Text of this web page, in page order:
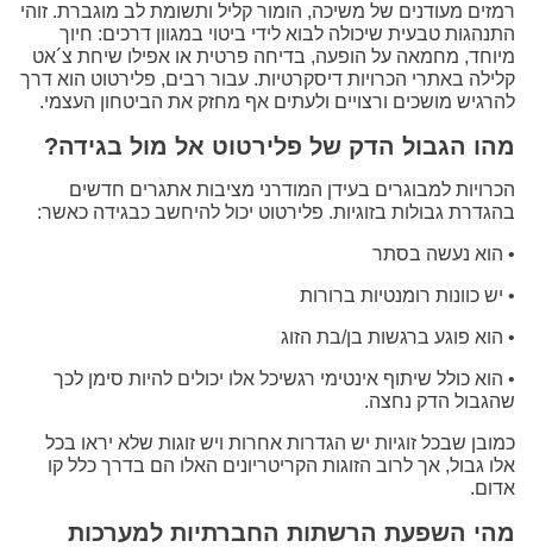
רמזים מעודנים של משיכה, הומור קליל ותשומת לב מוגברת. זוהי
התנהגות טבעית שיכולה לבוא לידי ביטוי במגוון דרכים: חיוך
מיוחד, מחמאה על הופעה, בדיחה פרטית או אפילו שיחת צ´אט
קלילה באתרי הכרויות דיסקרטיות. עבור רבים, פלירטוט הוא דרך
להרגיש מושכים ורצויים ולעתים אף מחזק את הביטחון העצמי.
מהו הגבול הדק של פלירטוט אל מול בגידה?
הכרויות למבוגרים בעידן המודרני מציבות אתגרים חדשים
בהגדרת גבולות בזוגיות. פלירטוט יכול להיחשב כבגידה כאשר:
• הוא נעשה בסתר
• יש כוונות רומנטיות ברורות
• הוא פוגע ברגשות בן/בת הזוג
• הוא כולל שיתוף אינטימי רגשיכל אלו יכולים להיות סימן לכך
שהגבול הדק נחצה.
כמובן שבכל זוגיות יש הגדרות אחרות ויש זוגות שלא יראו בכל
אלו גבול, אך לרוב הזוגות הקריטריונים האלו הם בדרך כלל קו
אדום.
מהי השפעת הרשתות החברתיות למערכות